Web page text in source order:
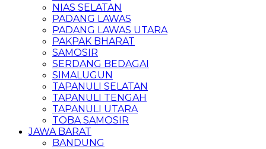
NIAS SELATAN
PADANG LAWAS
PADANG LAWAS UTARA
PAKPAK BHARAT
SAMOSIR
SERDANG BEDAGAI
SIMALUGUN
TAPANULI SELATAN
TAPANULI TENGAH
TAPANULI UTARA
TOBA SAMOSIR
JAWA BARAT
BANDUNG